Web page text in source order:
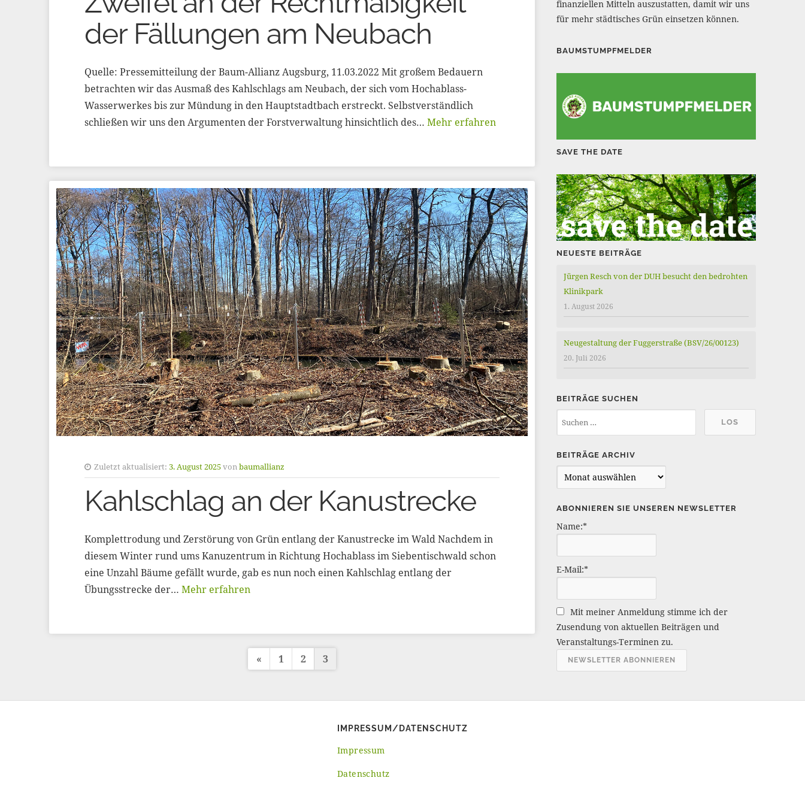
der Fällungen am Neubach
Quelle: Pressemitteilung der Baum-Allianz Augsburg, 11.03.2022 Mit großem Bedauern
betrachten wir das Ausmaß des Kahlschlags am Neubach, der sich vom Hochablass-
Wasserwerkes bis zur Mündung in den Hauptstadtbach erstreckt. Selbstverständlich
schließen wir uns den Argumenten der Forstverwaltung hinsichtlich des…Mehr erfahren
Zuletzt aktualisiert:3. August 2025von baumallianz
Kahlschlag an der Kanustrecke
Komplettrodung und Zerstörung von Grün entlang der Kanustrecke im Wald Nachdem in
diesem Winter rund ums Kanuzentrum in Richtung Hochablass im Siebentischwald schon
eine Unzahl Bäume gefällt wurde, gab es nun noch einen Kahlschlag entlang der
Übungsstrecke der…Mehr erfahren
S
e
« 1 2 3
finanziellen Mitteln auszustatten, damit wir uns
für mehr städtisches Grün einsetzen können.
BAUMSTUMPFMELDER
SAVE THE DATE
NEUESTE BEITRÄGE
Jürgen Resch von der DUH besucht den bedrohten
Klinikpark
1. August 2026
Neugestaltung der Fuggerstraße (BSV/26/00123)
20. Juli 2026
BEITRÄGE SUCHEN
BEITRÄGE ARCHIV
e
i
r
e
r
c
h
i
ABONNIEREN SIE UNSEREN NEWSLETTER
Name:*
E-Mail:*
Mit meiner Anmeldung stimme ich der
Zusendung von aktuellen Beiträgen und
Veranstaltungs-Terminen zu.
IMPRESSUM/DATENSCHUTZ
Impressum
Datenschutz